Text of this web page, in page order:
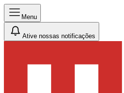
Menu
Ative nossas notificações